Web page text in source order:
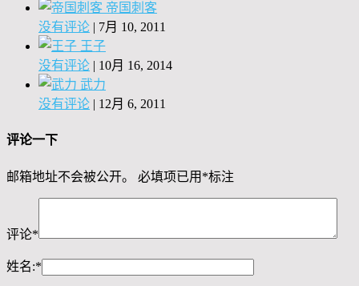
帝国刺客
没有评论 | 7月 10, 2011
王子
没有评论 | 10月 16, 2014
武力
没有评论 | 12月 6, 2011
评论一下
邮箱地址不会被公开。 必填项已用 *标注
评论*
姓名:*